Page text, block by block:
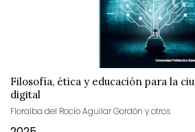
Filosofía, ética y educación para la
digital
Floralba del Rocío Aguilar Gordón y otros